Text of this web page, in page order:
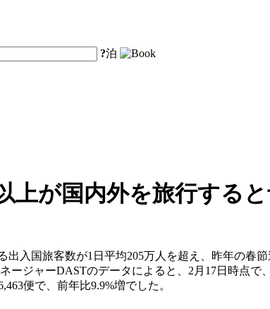
?泊
上が国内外を旅行すると
入国旅客数が1日平均205万人を超え、昨年の春
ージャーDASTのデータによると、2月17日時点
便で、前年比9.9%増でした。